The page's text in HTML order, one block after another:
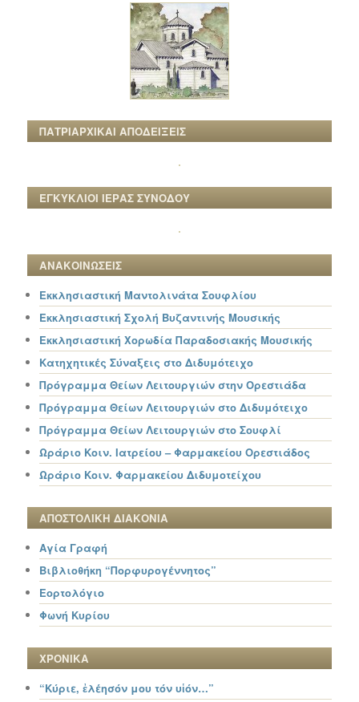
ΠΑΤΡΙΑΡΧΙΚΑΙ ΑΠΟΔΕΙΞΕΙΣ
ΕΓΚΥΚΛΙΟΙ ΙΕΡΑΣ ΣΥΝΟΔΟΥ
ΑΝΑΚΟΙΝΩΣΕΙΣ
Εκκλησιαστική Μαντολινάτα Σουφλίου
Εκκλησιαστική Σχολή Βυζαντινής Μουσικής
Εκκλησιαστική Χορωδία Παραδοσιακής Μουσικής
Κατηχητικές Σύναξεις στο Διδυμότειχο
Πρόγραμμα Θείων Λειτουργιών στην Ορεστιάδα
Πρόγραμμα Θείων Λειτουργιών στο Διδυμότειχο
Πρόγραμμα Θείων Λειτουργιών στο Σουφλί
Ωράριο Κοιν. Ιατρείου – Φαρμακείου Ορεστιάδος
Ωράριο Κοιν. Φαρμακείου Διδυμοτείχου
ΑΠΟΣΤΟΛΙΚΗ ΔΙΑΚΟΝΙΑ
Αγία Γραφή
Βιβλιοθήκη “Πορφυρογέννητος”
Εορτολόγιο
Φωνή Κυρίου
ΧΡΟΝΙΚΑ
“Κύριε, ἐλέησόν μου τόν υἱόν…”